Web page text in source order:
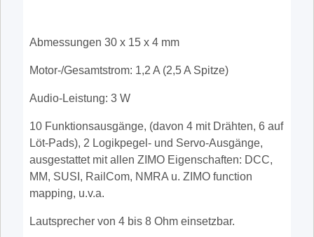
Abmessungen 30 x 15 x 4 mm
Motor-/Gesamtstrom: 1,2 A (2,5 A Spitze)
Audio-Leistung: 3 W
10 Funktionsausgänge, (davon 4 mit Drähten, 6 auf
Löt-Pads), 2 Logikpegel- und Servo-Ausgänge,
ausgestattet mit allen ZIMO Eigenschaften: DCC,
MM, SUSI, RailCom, NMRA u. ZIMO function
mapping, u.v.a.
Lautsprecher von 4 bis 8 Ohm einsetzbar.